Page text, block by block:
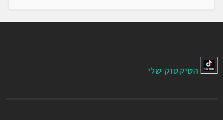
הטיקטוק שלי